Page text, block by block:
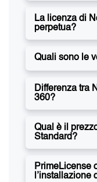
La licenza di
perpetua?
Quali sono le
Differenza tra
360?
Qual è il
Standard?
PrimeLicense
l’installazione